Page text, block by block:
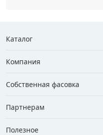
Каталог
Компания
Собственная фасовка
Партнерам
Полезное